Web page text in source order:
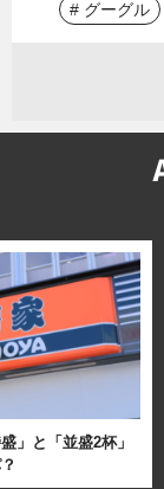
# グーグル
」と「並盛2杯」